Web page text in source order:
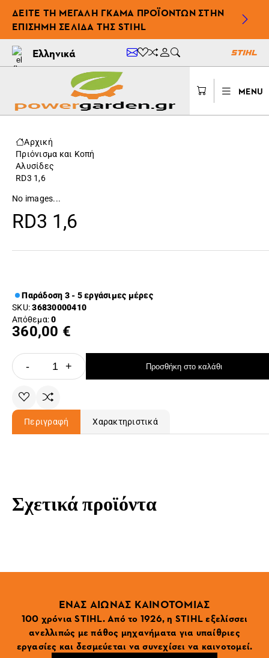
ΔΕΊΤΕ ΤΗ ΜΕΓΆΛΗ ΓΚΆΜΑ ΠΡΟΪΌΝΤΩΝ ΣΤΗΝ
ΕΠΊΣΗΜΗ ΣΕΛΊΔΑ ΤΗΣ STIHL
Ελληνικά
MENU
Αρχική
Πριόνισμα και Κοπή
Αλυσίδες
RD3 1,6
No images...
RD3 1,6
Παράδοση 3 - 5 εργάσιμες μέρες
SKU:36830000410
Απόθεμα:0
360,00 €
- + Προσθήκη στο καλάθι
Περιγραφή Χαρακτηριστικά
Σχετικά προϊόντα
ΕΝΑΣ ΑΙΩΝΑΣ ΚΑΙΝΟΤΟΜΙΑΣ
100 χρόνια STIHL. Από το 1926, η STIHL εξελίσσει
ανελλιπώς με πάθος μηχανήματα για υπαίθριες
εργασίες και δεσμεύεται να συνεχίσει να καινοτομεί.